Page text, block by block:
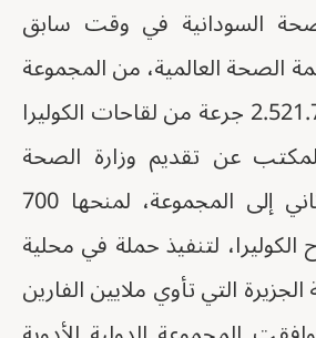
السودانية في وقت سابق
الصحة العالمية، من المجموعة
الدولية للأدوية 2.521.785 جرعة من لقاحات الكوليرا
عن تقديم وزارة الصحة
السودانية طلب ثاني إلى المجموعة، لمنحها 700
لتنفيذ حملة في محلية
التي تأوي ملايين الفارين